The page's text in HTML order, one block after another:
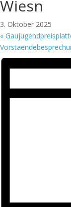
Wiesn
3. Oktober 2025
«